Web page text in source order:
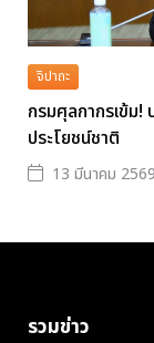
จิปาถะ
กรมศุลกากรเข้ม
ประโยชน์ชาติ
13 มีนาคม 2569
รวมข่าว